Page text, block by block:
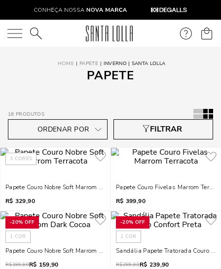
O que você está procurando?
PAPETE INVERNO | SANTA LOLLA
PAPETE
18 PRODUTOS
3 CORES
Papete Couro Nobre Soft Marrom Terracota
R$ 329,90
Papete Couro Fivelas Marrom
R$ 399,90
-20% OFF
1 COR
Papete Couro Nobre Soft Marrom Dark Cocoa
R$199,90R$ 159,90
-20% OFF
1 COR
Sandália Papete Tratorada Couro
R$299,90R$ 239,90